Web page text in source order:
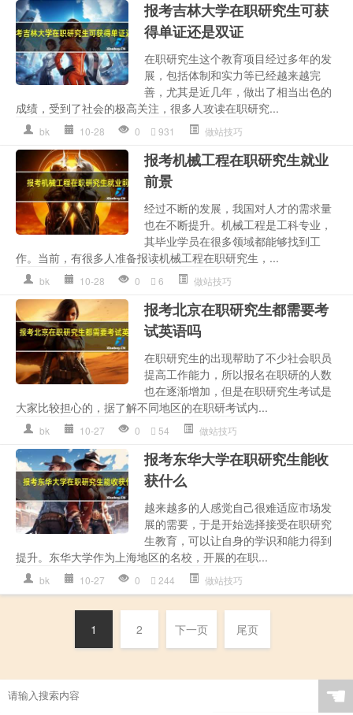
报考吉林大学在职研究生可获
得单证还是双证
在职研究生这个教育项目经过多年的发
展，包括体制和实力等已经越来越完
善，尤其是近几年，做出了相当出色的
成绩，受到了社会的极高关注，很多人攻读在职研究...
bk 10-28 0 931 做站技巧
报考机械工程在职研究生就业
前景
经过不断的发展，我国对人才的需求量
也在不断提升。机械工程是工科专业，
其毕业学员在很多领域都能够找到工
作。当前，有很多人准备报读机械工程在职研究生，...
bk 10-28 0 6 做站技巧
报考北京在职研究生都需要考
试英语吗
在职研究生的出现帮助了不少社会职员
提高工作能力，所以报名在职研的人数
也在逐渐增加，但是在职研究生考试是
大家比较担心的，据了解不同地区的在职研考试内...
bk 10-27 0 54 做站技巧
报考东华大学在职研究生能收
获什么
越来越多的人感觉自己很难适应市场发
展的需要，于是开始选择接受在职研究
生教育，可以让自身的学识和能力得到
提升。东华大学作为上海地区的名校，开展的在职...
bk 10-27 0 244 做站技巧
1 2 下一页 尾页
☚